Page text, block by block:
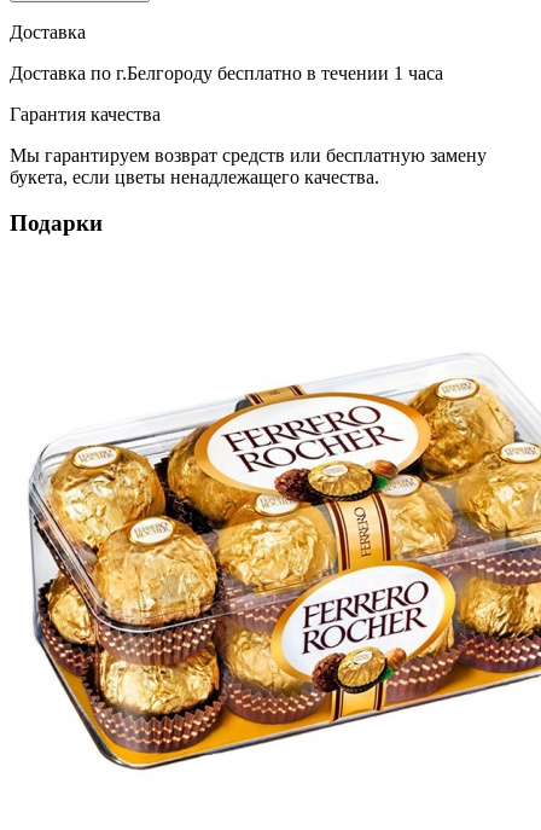
Доставка
Доставка по г.Белгороду бесплатно в течении 1 часа
Гарантия качества
Мы гарантируем возврат средств или бесплатную замену
букета, если цветы ненадлежащего качества.
Подарки